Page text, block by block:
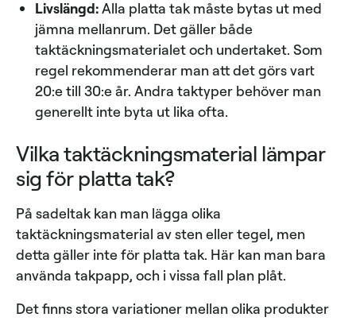
Livslängd:Alla platta tak måste bytas ut med
jämna mellanrum. Det gäller både
taktäckningsmaterialet och undertaket. Som
regel rekommenderar man att det görs vart
20:e till 30:e år. Andra taktyper behöver man
generellt inte byta ut lika ofta.
Vilka taktäckningsmaterial lämpar
sig för platta tak?
På sadeltak kan man lägga olika
taktäckningsmaterial av sten eller tegel, men
detta gäller inte för platta tak. Här kan man bara
använda takpapp, och i vissa fall plan plåt.
Det finns stora variationer mellan olika produkter